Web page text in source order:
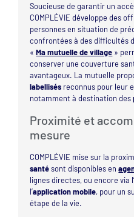
Soucieuse de garantir un
COMPLÉVIE développe des
personnes en situation de
confrontées à des difficultés
«Ma mutuelle de village »
conserver une couverture
avantageux. La mutuelle
labellisés reconnus pour leur
notamment à destination des
Proximité et
mesure
COMPLÉVIE mise sur la
santésont disponibles en
lignes directes, ou encore via
l’application mobile, pour un
étape de la vie.